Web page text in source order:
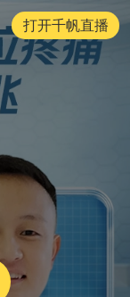
打开千帆直播